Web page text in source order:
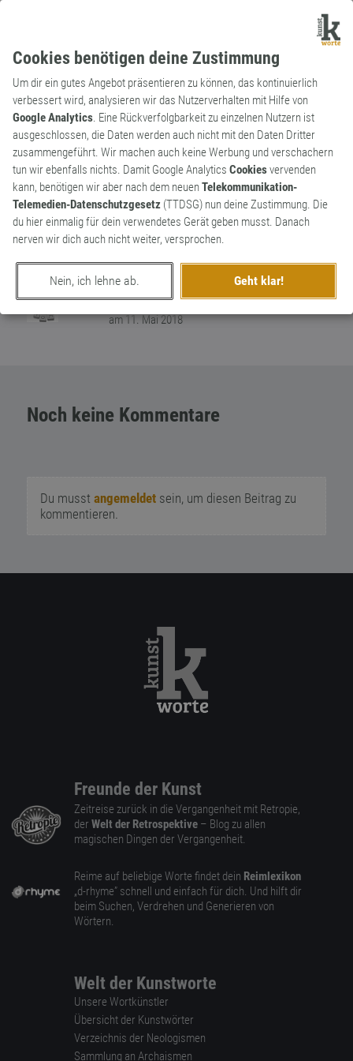
Cookies benötigen deine Zustimmung
Um dir ein gutes Angebot präsentieren zu können, das kontinuierlich
verbessert wird, analysieren wir das Nutzerverhalten mit Hilfe von
Google Analytics. Eine Rückverfolgbarkeit zu einzelnen Nutzern ist
ausgeschlossen, die Daten werden auch nicht mit den Daten Dritter
zusammengeführt. Wir machen auch keine Werbung und verschachern
tun wir ebenfalls nichts. Damit Google Analytics Cookiesvervenden
kann, benötigen wir aber nach dem neuenTelekommunikation-
Telemedien-Datenschutzgesetz (TTDSG) nun deine Zustimmung. Die
du hier einmalig für dein verwendetes Gerät geben musst. Danach
nerven wir dich auch nicht weiter, versprochen.
Nein, ich lehne ab. Geht klar!
Markenname
Substantiv
Nutella
Aus dem englischen Wort Nut (Nuss) sowie
der italienischen Endung ella (weibliche
Verkleinerungsform) erschuf man das
erschaffen von
am 11. Mai 2018
Noch keine Kommentare
Du musst angemeldetsein, um diesen Beitrag zu
kommentieren.
Freunde der Kunst
Zeitreise zurück in die Vergangenheit mit Retropie,
der Welt der Retrospektive – Blog zu allen
magischen Dingen der Vergangenheit.
Reime auf beliebige Worte findet dein Reimlexikon
„d-rhyme” schnell und einfach für dich. Und hilft dir
beim Suchen, Verdrehen und Generieren von
Wörtern.
Welt der Kunstworte
Unsere Wortkünstler
Übersicht der Kunstwörter
Verzeichnis der Neologismen
Sammlung an Archaismen